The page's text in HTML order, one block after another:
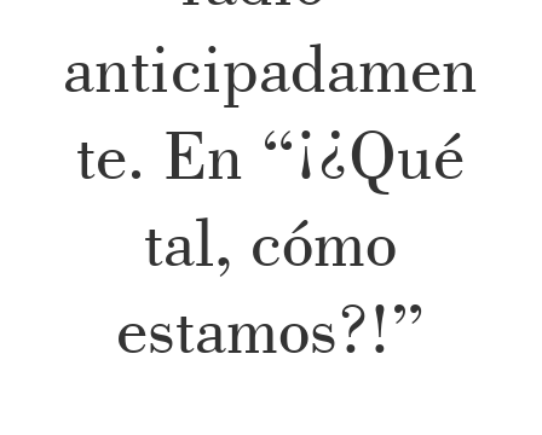
anticipadamen
te. En “¡¿Qué
tal, cómo
estamos?!”